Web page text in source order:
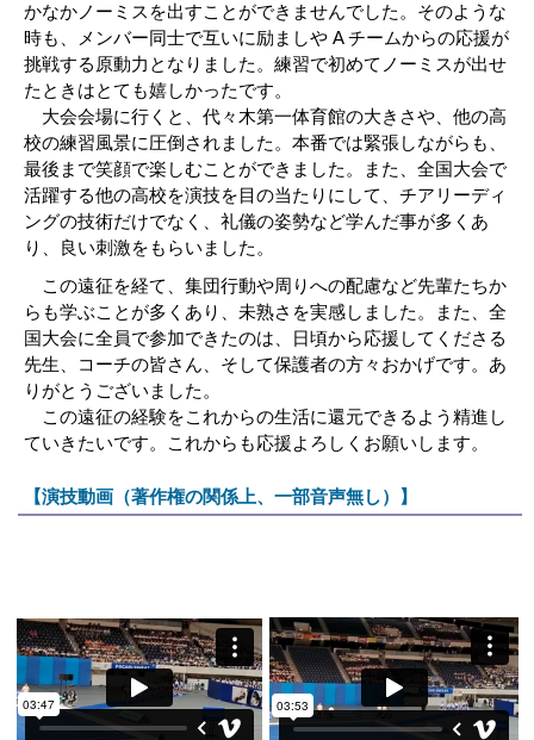
かなかノーミスを出すことができませんでした。そのような
時も、メンバー同士で互いに励ましや A チームからの応援が
挑戦する原動力となりました。練習で初めてノーミスが出せ
たときはとても嬉しかったです。
大会会場に行くと、代々木第一体育館の大きさや、他の高
校の練習風景に圧倒されました。本番では緊張しながらも、
最後まで笑顔で楽しむことができました。また、全国大会で
活躍する他の高校を演技を目の当たりにして、チアリーディ
ングの技術だけでなく、礼儀の姿勢など学んだ事が多くあ
り、良い刺激をもらいました。
この遠征を経て、集団行動や周りへの配慮など先輩たちか
らも学ぶことが多くあり、未熟さを実感しました。また、全
国大会に全員で参加できたのは、日頃から応援してくださる
先生、コーチの皆さん、そして保護者の方々おかげです。あ
りがとうございました。
この遠征の経験をこれからの生活に還元できるよう精進し
ていきたいです。これからも応援よろしくお願いします。
【演技動画（著作権の関係上、一部音声無し）】